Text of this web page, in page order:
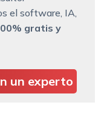
el software, IA,
gratis y
un experto